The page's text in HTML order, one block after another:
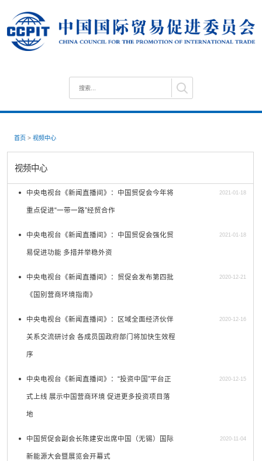
首页 > 视频中心
视频中心
中央电视台《新闻直播间》：中国贸促会今年将
重点促进“一带一路”经贸合作
2021-01-18
中央电视台《新闻直播间》：中国贸促会强化贸
易促进功能 多措并举稳外资
2021-01-18
中央电视台《新闻直播间》：贸促会发布第四批
《国别营商环境指南》
2020-12-21
中央电视台《新闻直播间》：区域全面经济伙伴
关系交流研讨会 各成员国政府部门将加快生效程
序
2020-12-16
中央电视台《新闻直播间》：“投资中国”平台正
式上线 展示中国营商环境 促进更多投资项目落
地
2020-12-15
中国贸促会副会长陈建安出席中国（无锡）国际
新能源大会暨展览会开幕式
2020-11-04